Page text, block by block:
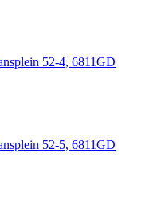
52-4, 6811GD
52-5, 6811GD